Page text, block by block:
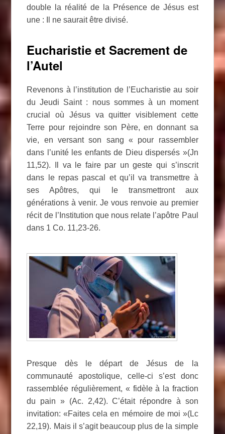
double la réalité de la Présence de Jésus est
une : Il ne saurait être divisé.
Eucharistie et Sacrement de
l’Autel
Revenons à l’institution de l’Eucharistie au soir
du Jeudi Saint : nous sommes à un moment
crucial où Jésus va quitter visiblement cette
Terre pour rejoindre son Père, en donnant sa
vie, en versant son sang « pour rassembler
dans l’unité les enfants de Dieu dispersés »(Jn
11,52). Il va le faire par un geste qui s’inscrit
dans le repas pascal et qu’il va transmettre à
ses Apôtres, qui le transmettront aux
générations à venir. Je vous renvoie au premier
récit de l’Institution que nous relate l’apôtre Paul
dans 1 Co. 11,23-26.
Presque dès le départ de Jésus de la
communauté apostolique, celle-ci s’est donc
rassemblée régulièrement, « fidèle à la fraction
du pain » (Ac. 2,42). C’était répondre à son
invitation: «Faites cela en mémoire de moi »(Lc
22,19). Mais il s’agit beaucoup plus de la simple